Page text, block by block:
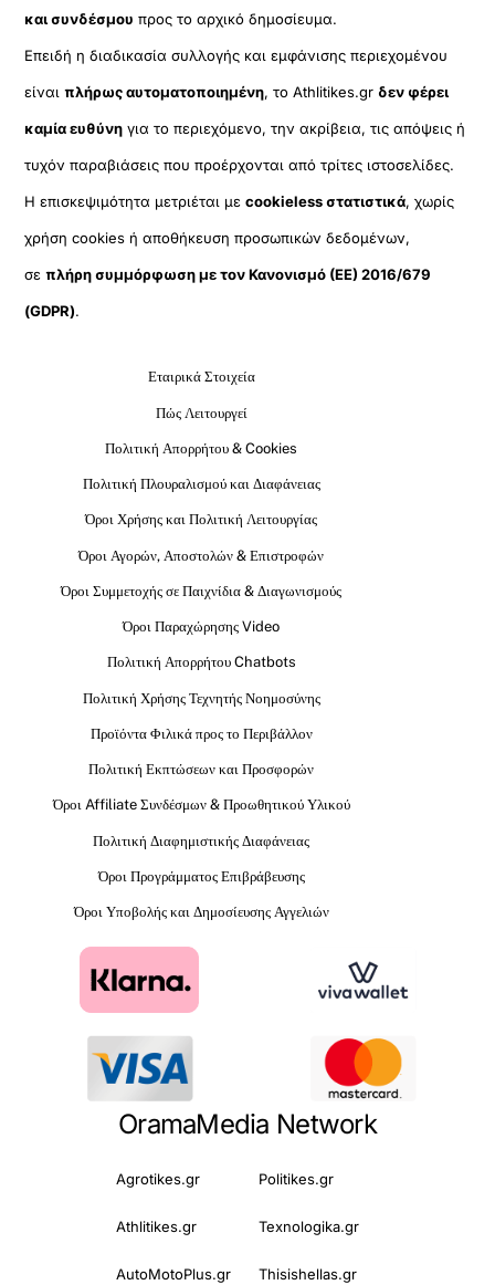
και συνδέσμου προς το αρχικό δημοσίευμα.
Επειδή η διαδικασία συλλογής και εμφάνισης περιεχομένου
είναιπλήρως αυτοματοποιημένη, το Athlitikes.gr δεν φέρει
καμία ευθύνη για το περιεχόμενο, την ακρίβεια, τις απόψεις ή
τυχόν παραβιάσεις που προέρχονται από τρίτες ιστοσελίδες.
Η επισκεψιμότητα μετριέται μεcookieless στατιστικά, χωρίς
χρήση cookies ή αποθήκευση προσωπικών δεδομένων,
σεπλήρη συμμόρφωση με τον Κανονισμό (ΕΕ) 2016/679
(GDPR).
Εταιρικά Στοιχεία
Πώς Λειτουργεί
Πολιτική Απορρήτου & Cookies
Πολιτική Πλουραλισμού και Διαφάνειας
Όροι Χρήσης και Πολιτική Λειτουργίας
Όροι Αγορών, Αποστολών & Επιστροφών
Όροι Συμμετοχής σε Παιχνίδια & Διαγωνισμούς
Όροι Παραχώρησης Video
Πολιτική Απορρήτου Chatbots
Πολιτική Χρήσης Τεχνητής Νοημοσύνης
Προϊόντα Φιλικά προς το Περιβάλλον
Πολιτική Εκπτώσεων και Προσφορών
Όροι Affiliate Συνδέσμων & Προωθητικού Υλικού
Πολιτική Διαφημιστικής Διαφάνειας
Όροι Προγράμματος Επιβράβευσης
Όροι Υποβολής και Δημοσίευσης Αγγελιών
OramaMedia Network
Agrotikes.gr Politikes.gr
Athlitikes.gr Texnologika.gr
AutoMotoPlus.gr Thisishellas.gr